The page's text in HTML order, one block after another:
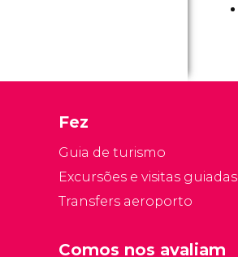
Fez
Guia de turismo
Excursões e visitas guiadas
Transfers aeroporto
Comos nos avaliam